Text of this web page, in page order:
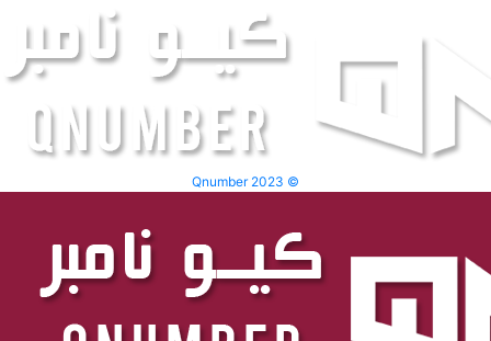
Qnumber 2023 ©